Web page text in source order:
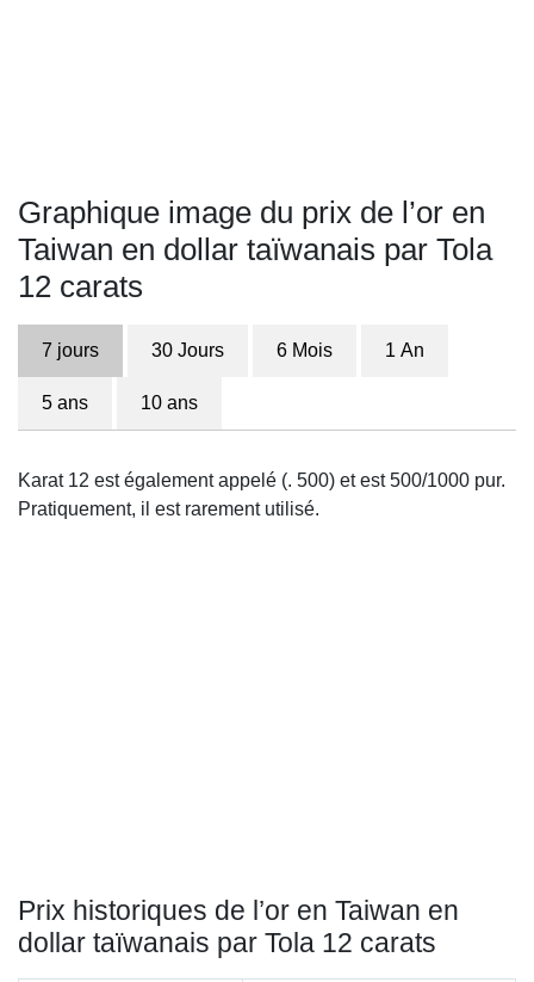
Graphique image du prix de l’or en
Taiwan en dollar taïwanais par Tola
12 carats
7 jours 30 Jours 6 Mois 1 An
5 ans 10 ans
Karat 12 est également appelé (. 500) et est 500/1000 pur.
Pratiquement, il est rarement utilisé.
Prix historiques de l’or en Taiwan en
dollar taïwanais par Tola 12 carats